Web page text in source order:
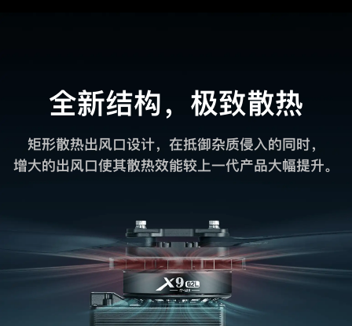
全新结构，极致散热
矩形散热出风口设计，在抵御杂质侵入的同时，
增大的出风口使其散热效能较上一代产品大幅提升。